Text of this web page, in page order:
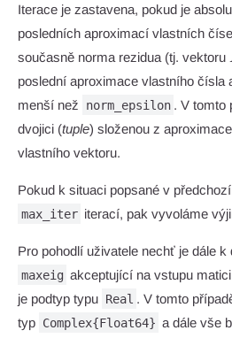
Iterace je zastavena, pokud je
posledních aproximací vlastních
současně norma rezidua (tj. vektoru
poslední aproximace vlastního čísla
menší než
norm_epsilon . V tomto
dvojici (tuple) složenou z
vlastního vektoru.
Pokud k situaci popsané v
max_iter iterací, pak vyvoláme
Pro pohodlí uživatele nechť je dále k
maxeig akceptující na vstupu
je podtyp typu Real . V tomto
typ Complex{Float64} a dále vše